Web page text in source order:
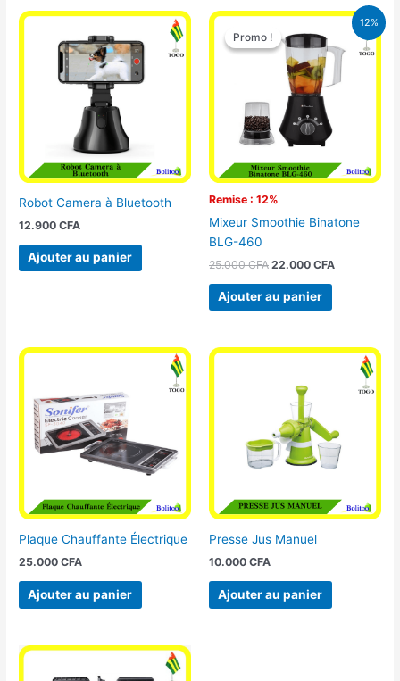
Robot Camera à Bluetooth
12.900CFA
Ajouter au panier
12%
Promo !
Remise : 12%
Promo !
Mixeur Smoothie Binatone
BLG-460
25.000CFA
Le
prix
initial
était :
25.000 CFA.
22.000 CFA
Le
prix
actuel
est :
Ajouter au panier
Plaque Chauffante Électrique
25.000CFA
Ajouter au panier
Presse Jus Manuel
10.000 CFA
Ajouter au panier